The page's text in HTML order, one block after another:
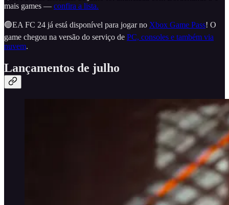
mais games — confira a lista.
🟢EA FC 24 já está disponível para jogar no Xbox Game Pass! O
game chegou na versão do serviço de PC, consoles e também via
nuvem.
Lançamentos de julho